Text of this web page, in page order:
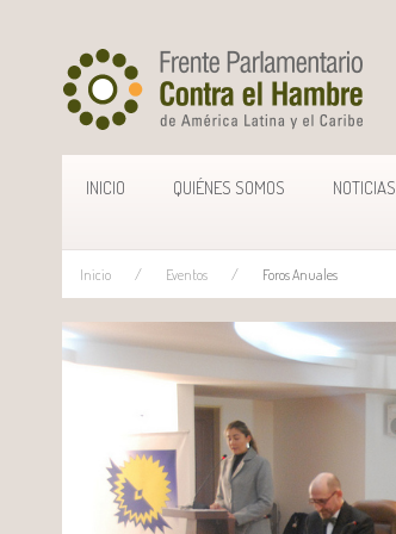
INICIO QUIÉNES SOMOS NOTICIAS
Inicio Eventos Foros Anuales